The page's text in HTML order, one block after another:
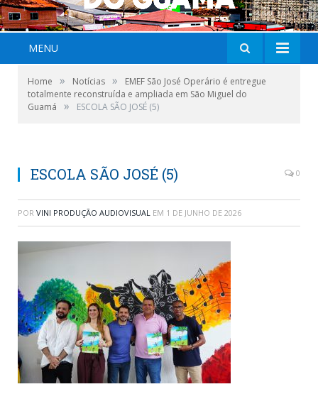
MENU
Home » Notícias »
EMEF São José Operário é entregue
totalmente reconstruída e ampliada em São Miguel do
Guamá
» ESCOLA SÃO JOSÉ (5)
ESCOLA SÃO JOSÉ (5) 0
POR VINI PRODUÇÃO AUDIOVISUAL EM 1 DE JUNHO DE 2026